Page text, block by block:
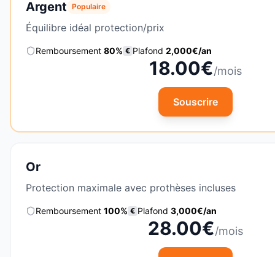
Argent Populaire
Équilibre idéal protection/prix
Remboursement 80% € Plafond 2,000€/an
18.00€/mois
Souscrire
Or
Protection maximale avec prothèses incluses
Remboursement 100% € Plafond 3,000€/an
28.00€/mois